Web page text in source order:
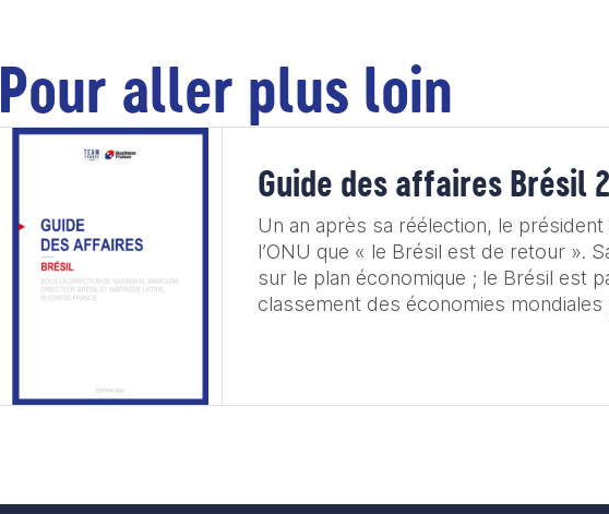
Pour aller plus loin
Guide des affaires Brésil
Un an après sa réélection, le
l’ONU que « le Brésil est de retour ».
sur le plan économique ; le Brésil est
classement des économies
rapprochement entre la France et le